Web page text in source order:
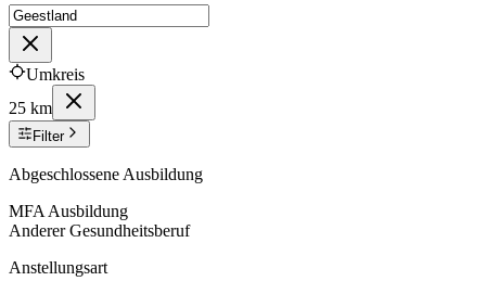
Umkreis
25 km
Filter
Abgeschlossene Ausbildung
MFA Ausbildung
Anderer Gesundheitsberuf
Anstellungsart